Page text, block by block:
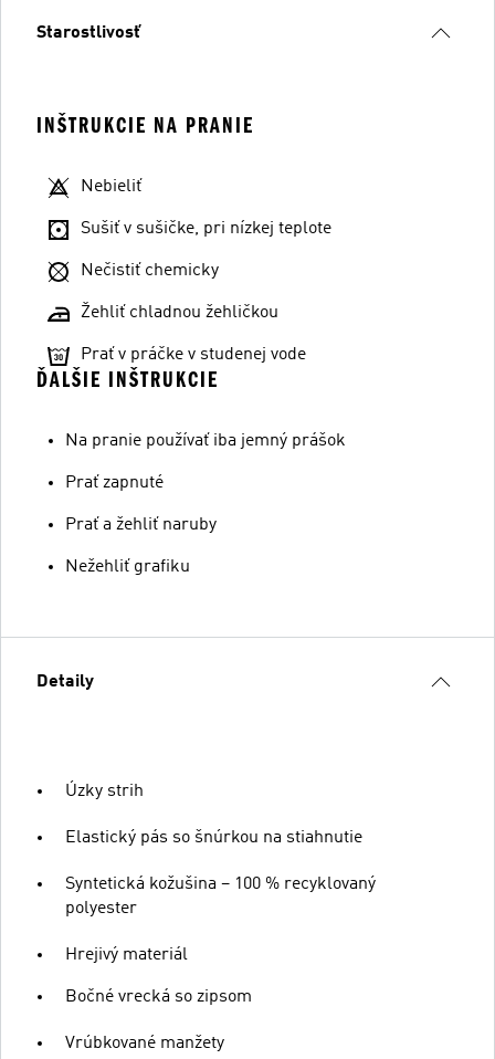
Starostlivosť
INŠTRUKCIE NA PRANIE
Nebieliť
Sušiť v sušičke, pri nízkej teplote
Nečistiť chemicky
Žehliť chladnou žehličkou
Prať v práčke v studenej vode
ĎALŠIE INŠTRUKCIE
Na pranie používať iba jemný prášok
Prať zapnuté
Prať a žehliť naruby
Nežehliť grafiku
Detaily
Úzky strih
Elastický pás so šnúrkou na stiahnutie
Syntetická kožušina – 100 % recyklovaný
polyester
Hrejivý materiál
Bočné vrecká so zipsom
Vrúbkované manžety